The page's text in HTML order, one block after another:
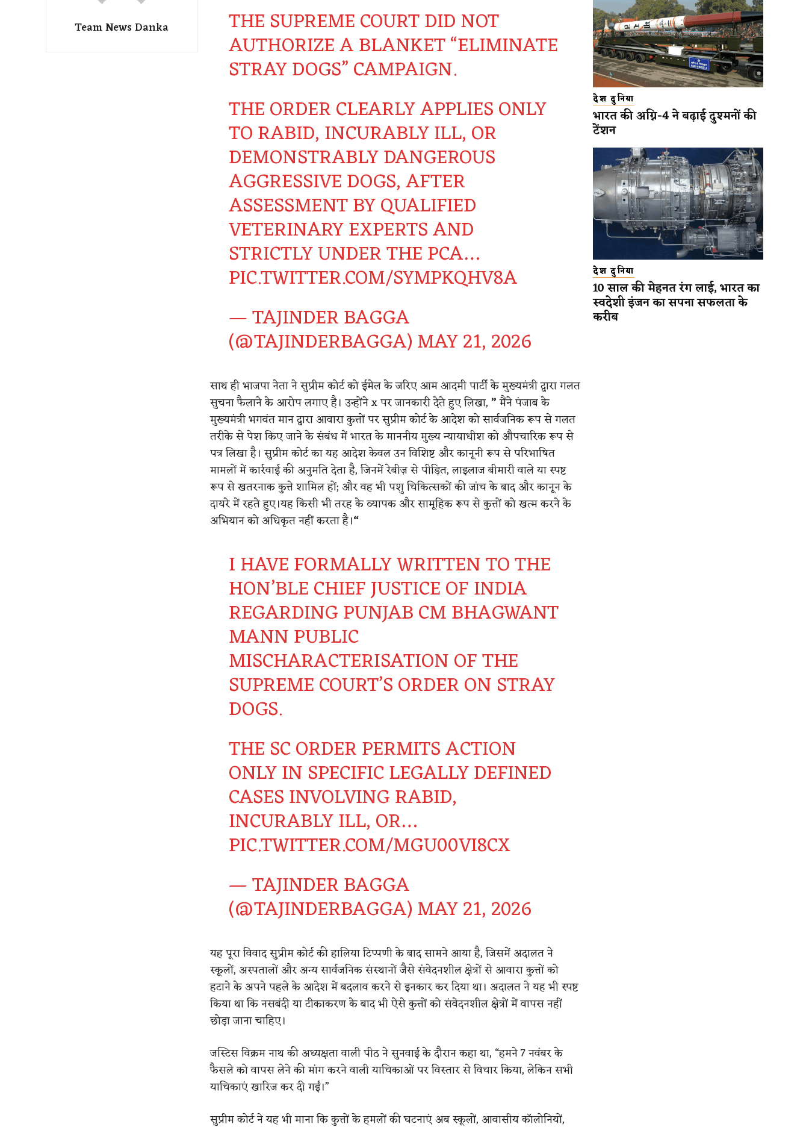
Team News Danka
THE SUPREME COURT DID NOT
AUTHORIZE A BLANKET “ELIMINATE
STRAY DOGS” CAMPAIGN.
THE ORDER CLEARLY APPLIES ONLY
TO RABID, INCURABLY ILL, OR
DEMONSTRABLY DANGEROUS
AGGRESSIVE DOGS, AFTER
ASSESSMENT BY QUALIFIED
VETERINARY EXPERTS AND
STRICTLY UNDER THE PCA…
PIC.TWITTER.COM/SYMPKQHV8A
— TAJINDER BAGGA
(@TAJINDERBAGGA)MAY 21, 2026
साथ ही भाजपा नेता ने सुप्रीम कोर्ट को ईमेल के जरिए आम आदमी पार्टी के मुख्यमंत्री द्वारा गलत
सुचना फैलाने के आरोप लगाए है। उन्होंने x पर जानकारी देते हुए लिखा,”मैंने पंजाब के
मुख्यमंत्री भगवंत मान द्वारा आवारा कुत्तों पर सुप्रीम कोर्ट के आदेश को सार्वजनिक रूप से गलत
तरीके से पेश किए जाने के संबंध में भारत के माननीय मुख्य न्यायाधीश को औपचारिक रूप से
पत्र लिखा है। सुप्रीम कोर्ट का यह आदेश केवल उन विशिष्ट और कानूनी रूप से परिभाषित
मामलों में कार्रवाई की अनुमति देता है, जिनमें रेबीज़ से पीड़ित, लाइलाज बीमारी वाले या स्पष्ट
रूप से खतरनाक कुत्ते शामिल हों; और वह भी पशु चिकित्सकों की जांच के बाद और कानून के
दायरे में रहते हुए।यह किसी भी तरह के व्यापक और सामूहिक रूप से कुत्तों को खत्म करने के
अभियान को अधिकृत नहीं करता है।“
I HAVE FORMALLY WRITTEN TO THE
HON’BLE CHIEF JUSTICE OF INDIA
REGARDING PUNJAB CM BHAGWANT
MANN PUBLIC
MISCHARACTERISATION OF THE
SUPREME COURT’S ORDER ON STRAY
DOGS.
THE SC ORDER PERMITS ACTION
ONLY IN SPECIFIC LEGALLY DEFINED
CASES INVOLVING RABID,
INCURABLY ILL, OR…
PIC.TWITTER.COM/MGU00VI8CX
— TAJINDER BAGGA
(@TAJINDERBAGGA)MAY 21, 2026
यह पूरा विवाद सुप्रीम कोर्ट की हालिया टिप्पणी के बाद सामने आया है, जिसमें अदालत ने
स्कूलों, अस्पतालों और अन्य सार्वजनिक संस्थानों जैसे संवेदनशील क्षेत्रों से आवारा कुत्तों को
हटाने के अपने पहले के आदेश में बदलाव करने से इनकार कर दिया था। अदालत ने यह भी स्पष्ट
किया था कि नसबंदी या टीकाकरण के बाद भी ऐसे कुत्तों को संवेदनशील क्षेत्रों में वापस नहीं
छोड़ा जाना चाहिए।
जस्टिस विक्रम नाथ की अध्यक्षता वाली पीठ ने सुनवाई के दौरान कहा था, “हमने 7 नवंबर के
फैसले को वापस लेने की मांग करने वाली याचिकाओं पर विस्तार से विचार किया, लेकिन सभी
याचिकाएं खारिज कर दी गईं।”
सुप्रीम कोर्ट ने यह भी माना कि कुत्तों के हमलों की घटनाएं अब स्कूलों, आवासीय कॉलोनियों,
देश दुनिया
भारत की अग्नि-4 ने बढ़ाई दुश्मनों की
टेंशन
देश दुनिया
10 साल की मेहनत रंग लाई, भारत का
स्वदेशी इंजन का सपना सफलता के
करीब